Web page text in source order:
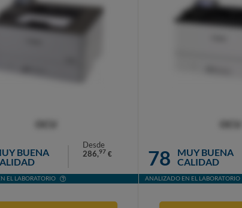
BUENA
Desde
286,97 €
EL LABORATORIO
78
MUY BUENA
CALIDAD
ANALIZADO EN EL LABORATORIO